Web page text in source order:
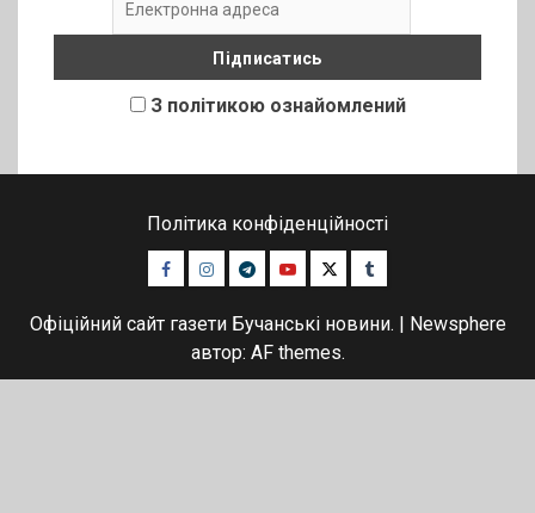
З політикою ознайомлений
Політика конфіденційності
Facebook
Instagram
TelegramYoutubeTwitterTumblr
Офіційний сайт газети Бучанські новини.
Newsphere
автор: AF themes.